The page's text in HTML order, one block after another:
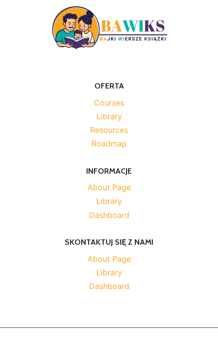
OFERTA
Courses
Library
Resources
Roadmap
INFORMACJE
About Page
Library
Dashboard
SKONTAKTUJ SIĘ Z NAMI
About Page
Library
Dashboard